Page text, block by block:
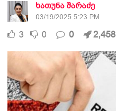
ხათუნა შარაძე
03/19/2025 5:23 PM
3 0 0 2,458